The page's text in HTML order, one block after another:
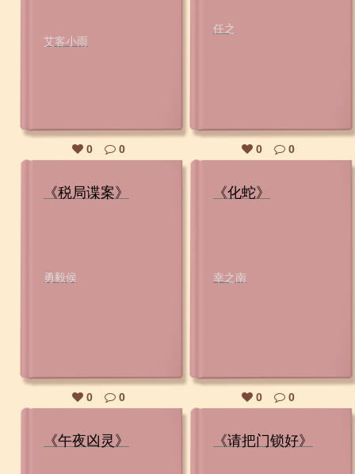
艾客小雨
0 0
任之
0 0
《税局谍案》
勇毅侯
0 0
《化蛇》
幸之南
0 0
《午夜凶灵》 《请把门锁好》